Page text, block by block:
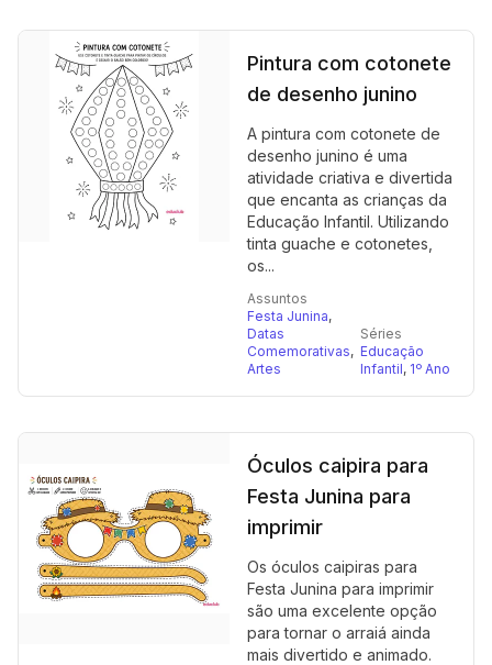
Pintura com cotonete
de desenho junino
A pintura com cotonete de
desenho junino é uma
atividade criativa e divertida
que encanta as crianças da
Educação Infantil. Utilizando
tinta guache e cotonetes,
os...
Assuntos
Festa Junina,
Datas
Comemorativas,
Artes
Séries
Educação
Infantil, 1º Ano
Óculos caipira para
Festa Junina para
imprimir
Os óculos caipiras para
Festa Junina para imprimir
são uma excelente opção
para tornar o arraiá ainda
mais divertido e animado.